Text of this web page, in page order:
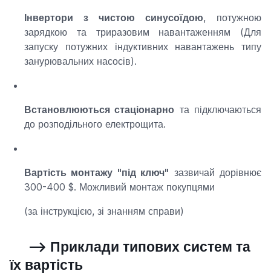
Інвертори з чистою синусоїдою, потужною
зарядкою та триразовим навантаженням (Для
запуску потужних індуктивних навантажень типу
занурювальних насосів).
Встановлюються стаціонарно та підключаються
до розподільного електрощита.
Вартість монтажу "під ключ" зазвичай дорівнює
300-400 $. Можливий монтаж покупцями
(за інструкцією, зі знанням справи)
--> Приклади типових систем та
їх вартість